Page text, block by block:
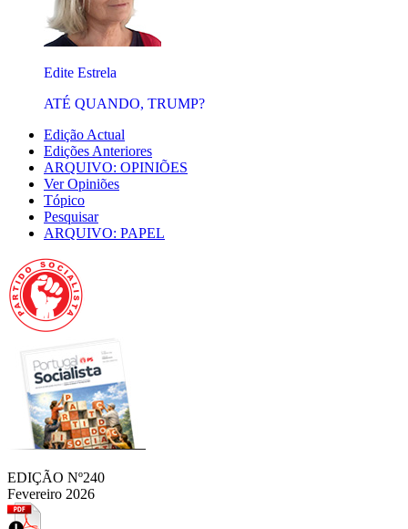
Edite Estrela
ATÉ QUANDO, TRUMP?
Edição Actual
Edições Anteriores
ARQUIVO: OPINIÕES
Ver Opiniões
Tópico
Pesquisar
ARQUIVO: PAPEL
EDIÇÃO Nº240
Fevereiro 2026